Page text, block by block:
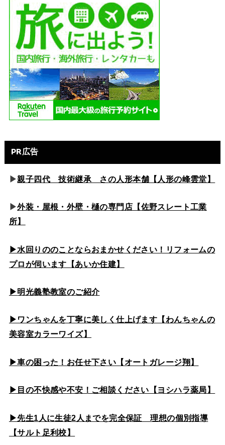
PR広告
▶親子四代 技術継承 さの人形本舗【人形の峰雲堂】
▶外装・屋根・外壁・樋の専門店【佐野スレート工業
所】
▶水回りののことならおまかせください！リフォームの
プロが伺います【あいか住建】
▶明光義塾教室のご紹介
▶ワンちゃんを丁寧に美しく仕上げます【わんちゃんの
美容室カラーワイズ】
▶車の困った！お任せ下さい【オートガレージ翔】
▶目の不快感や不安！ご相談ください【ヨシハラ薬局】
▶先生1人に生徒2人までを完全保証 理想の個別指導
【サルト足利校】